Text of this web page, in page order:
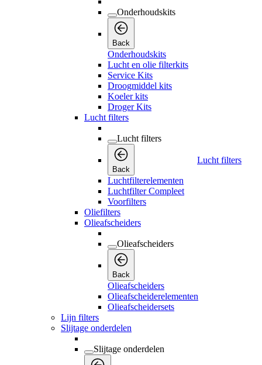
Onderhoudskits
Back
Onderhoudskits
Lucht en olie filterkits
Service Kits
Droogmiddel kits
Koeler kits
Droger Kits
Lucht filters
Lucht filters
Back
Lucht filters
Luchtfilterelementen
Luchtfilter Compleet
Voorfilters
Oliefilters
Olieafscheiders
Olieafscheiders
Back
Olieafscheiders
Olieafscheiderelementen
Olieafscheidersets
Lijn filters
Slijtage onderdelen
Slijtage onderdelen